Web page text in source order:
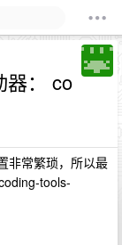
器： co
非常繁琐，所以最
tools-